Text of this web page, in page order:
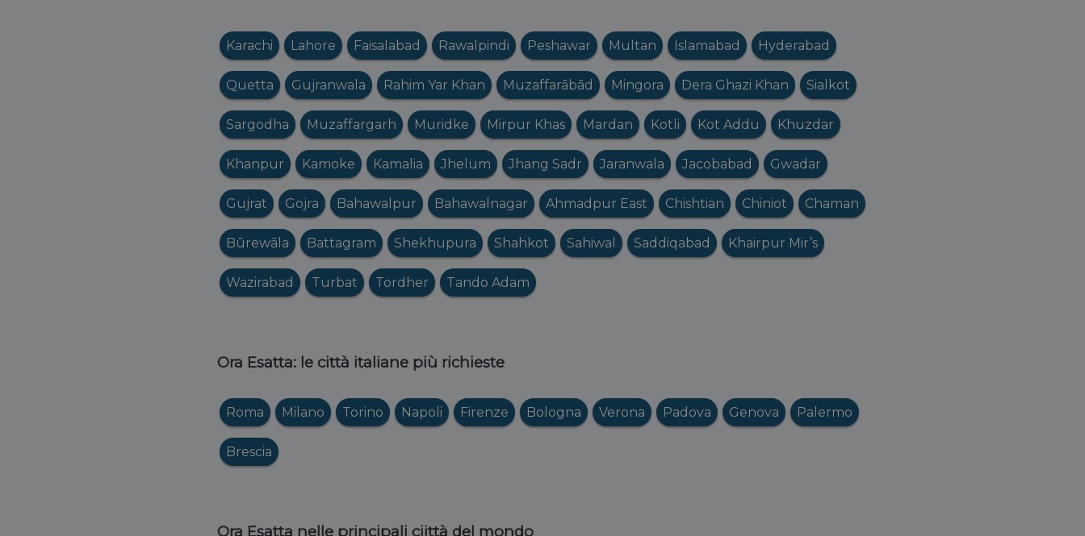
Karachi Lahore Faisalabad Rawalpindi Peshawar Multan Islamabad Hyderabad
Quetta Gujranwala Rahim Yar Khan Muzaffarābād Mingora Dera Ghazi Khan Sialkot
Sargodha Muzaffargarh Muridke Mirpur Khas Mardan Kotli Kot Addu Khuzdar
Khanpur Kamoke Kamalia Jhelum Jhang Sadr Jaranwala Jacobabad Gwadar
Gujrat Gojra Bahawalpur Bahawalnagar Ahmadpur East Chishtian Chiniot Chaman
Būrewāla Battagram Shekhupura Shahkot Sahiwal Saddiqabad Khairpur Mir’s
Wazirabad Turbat Tordher Tando Adam
Ora Esatta: le città italiane più richieste
Roma Milano Torino Napoli Firenze Bologna Verona Padova Genova Palermo
Brescia
Ora Esatta nelle principali ciittà del mondo